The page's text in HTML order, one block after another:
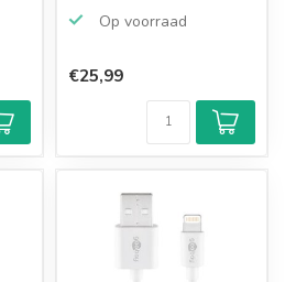
Op voorraad
€25,99